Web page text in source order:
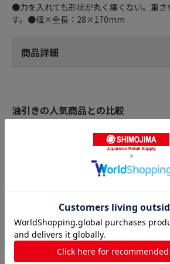
●力を入れても形状が丸く痛くない。重さ
す。●径×全長：28×170mm
商品詳細
油引きの人気商品との比較
商品名
本職たこ焼用油引 1個
（ご注文単位1個）
【直送品】